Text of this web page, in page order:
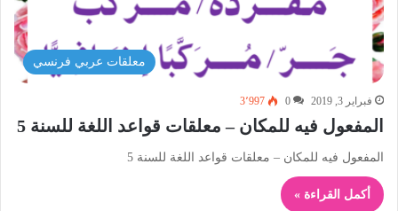
معلقات عربي فرنسي
فبراير 3, 2019 0 3٬997
المفعول فيه للمكان – معلقات قواعد اللغة للسنة 5
المفعول فيه للمكان – معلقات قواعد اللغة للسنة 5
أكمل القراءة »